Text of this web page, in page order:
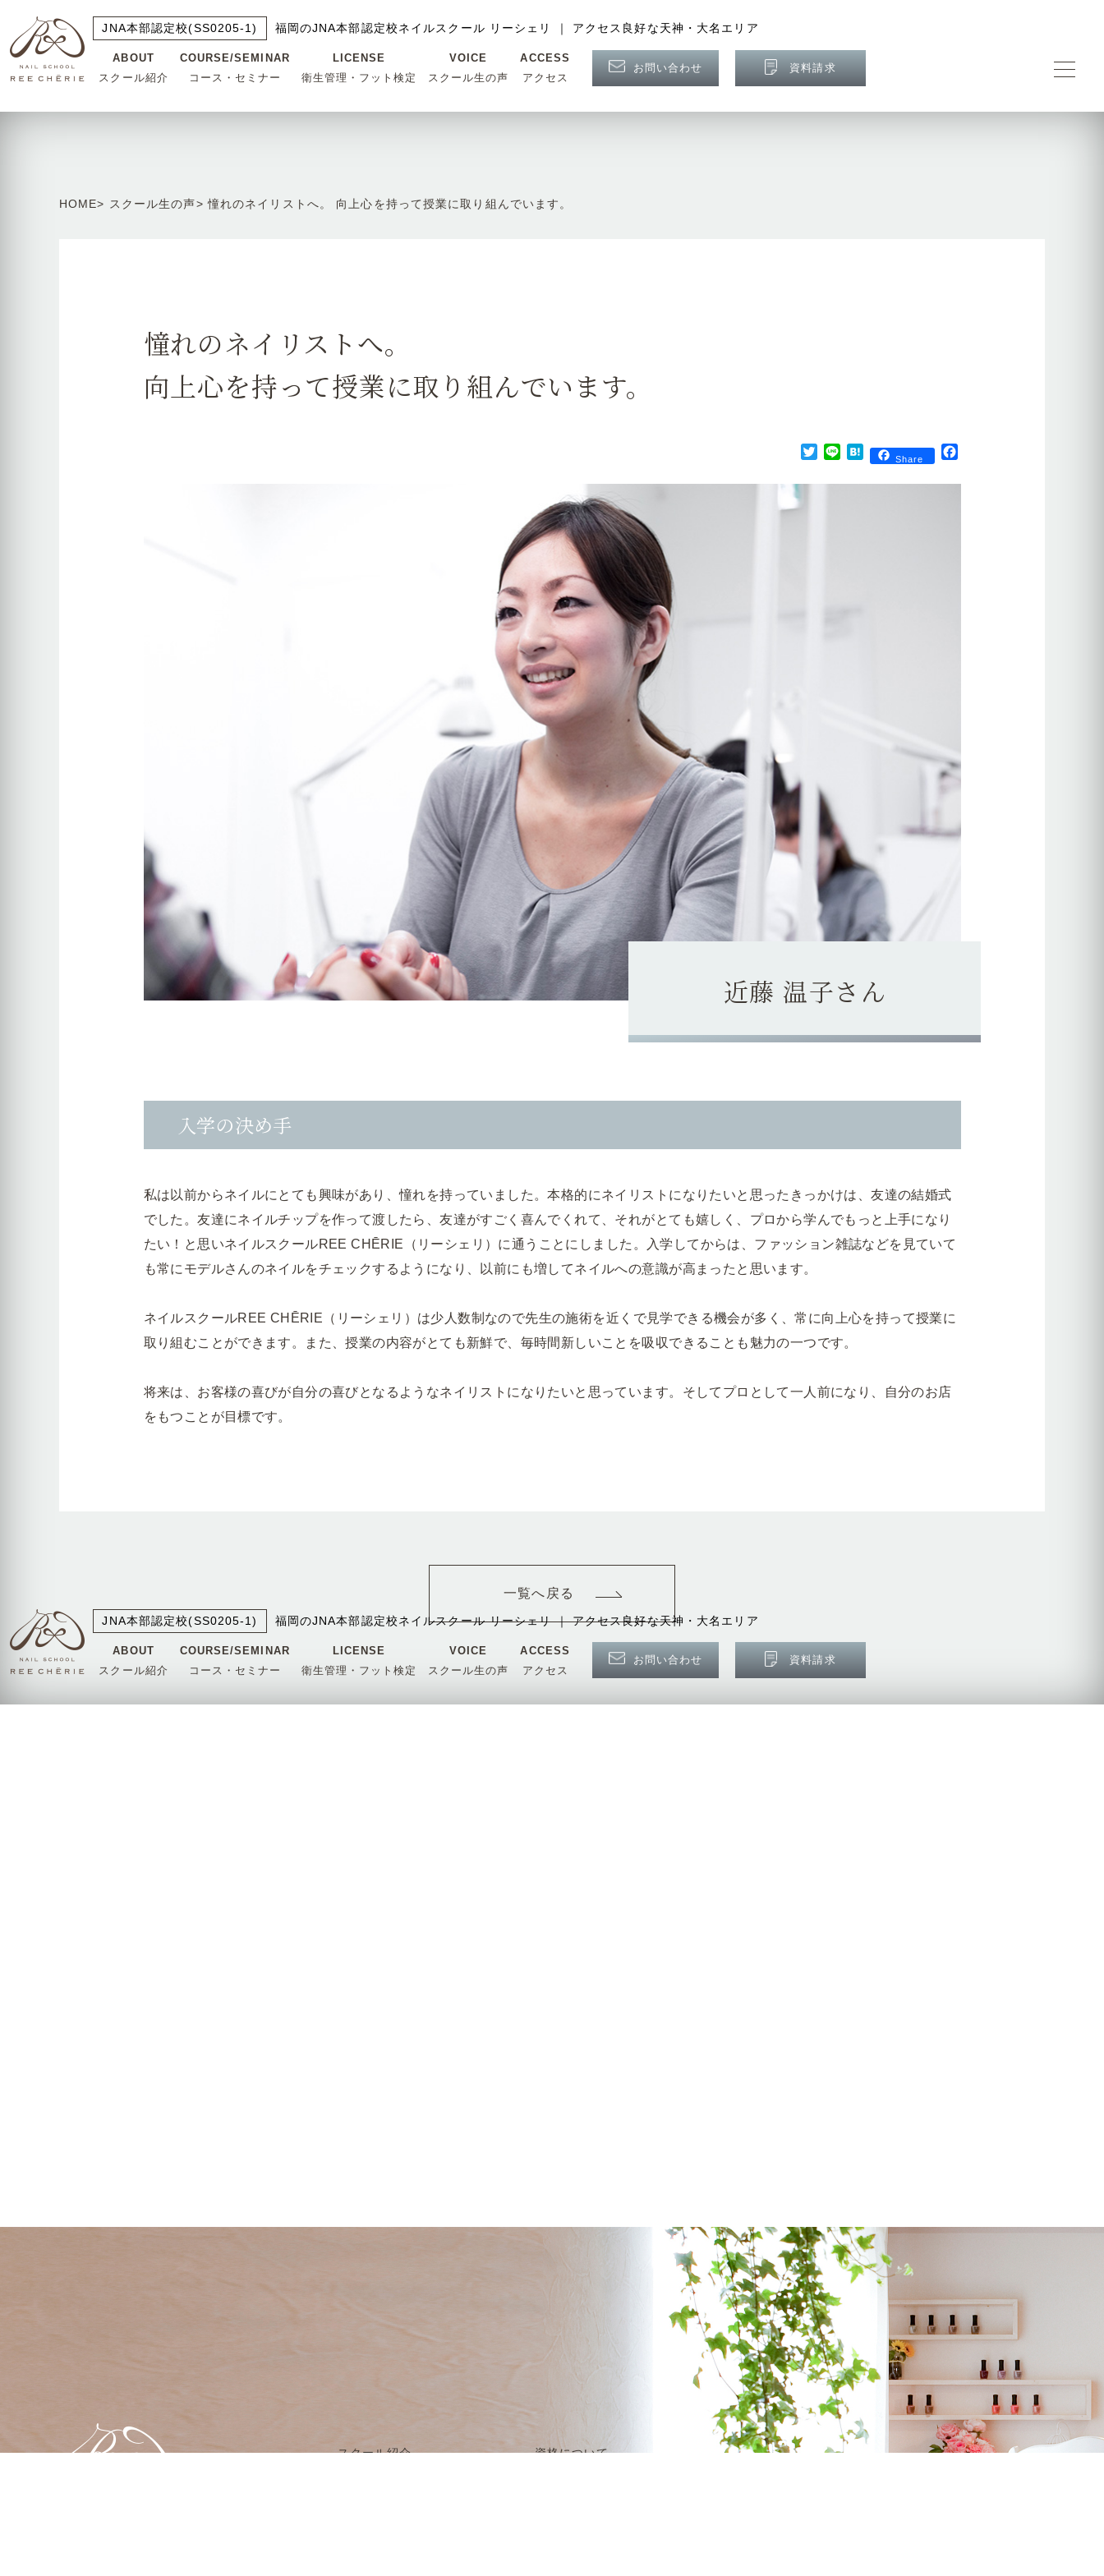
JNA本部認定校(SS0205-1) 福岡のJNA本部認定校ネイルスクール リーシェリ ｜ アクセス良好な天神・大名エリア
ABOUT
スクール紹介
COURSE/SEMINAR
コース・セミナー
LICENSE
衛生管理・フット検定
VOICE
スクール生の声
ACCESS
アクセス
お問い合わせ 資料請求
衛生管理・フット検定 よくある質問
スクール生の声 News＆Topics
092-731-3200
HOME スクール生の声 憧れのネイリストへ。 向上心を持って授業に取り組んでいます。
憧れのネイリストへ。
向上心を持って授業に取り組んでいます。
Twitter
Line Hatena
Share
近藤 温子さん
入学の決め手
私は以前からネイルにとても興味があり、憧れを持っていました。本格的にネイリストになりたいと思ったきっかけは、友達の結婚式
でした。友達にネイルチップを作って渡したら、友達がすごく喜んでくれて、それがとても嬉しく、プロから学んでもっと上手になり
たい！と思いネイルスクールREE CHĒRIE（リーシェリ）に通うことにしました。入学してからは、ファッション雑誌などを見ていて
も常にモデルさんのネイルをチェックするようになり、以前にも増してネイルへの意識が高まったと思います。
ネイルスクールREE CHĒRIE（リーシェリ）は少人数制なので先生の施術を近くで見学できる機会が多く、常に向上心を持って授業に
取り組むことができます。また、授業の内容がとても新鮮で、毎時間新しいことを吸収できることも魅力の一つです。
将来は、お客様の喜びが自分の喜びとなるようなネイリストになりたいと思っています。そしてプロとして一人前になり、自分のお店
をもつことが目標です。
一覧へ戻る
JNA本部認定校(SS0205-1) 福岡のJNA本部認定校ネイルスクール リーシェリ ｜ アクセス良好な天神・大名エリア
ABOUT
スクール紹介
COURSE/SEMINAR
コース・セミナー
LICENSE
衛生管理・フット検定
VOICE
スクール生の声
ACCESS
アクセス
お問い合わせ 資料請求
スクール紹介 資格について